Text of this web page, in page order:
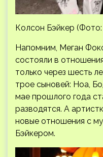
Колсон Бэйкер
Напомним, Меган
состояли в
только через шесть
трое сыновей: Ноа,
мае прошлого года
разводятся. А
новые отношения с
Бэйкером.